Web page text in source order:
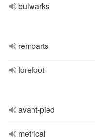
bulwarks
remparts
forefoot
avant-pied
metrical